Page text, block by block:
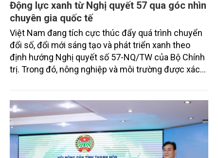
Động lực xanh từ Nghị quyết 57 qua góc nhìn
chuyên gia quốc tế
Việt Nam đang tích cực thúc đẩy quá trình chuyển
đổi số, đổi mới sáng tạo và phát triển xanh theo
định hướng Nghị quyết số 57-NQ/TW của Bộ Chính
trị. Trong đó, nông nghiệp và môi trường được xác
sắc bởi các tiến bộ công nghệ và cam kết bền vững
toàn cầu, đặc biệt là mục tiêu đưa phát thải ròng
bằng 0 (Net-Zero) vào năm 2050.